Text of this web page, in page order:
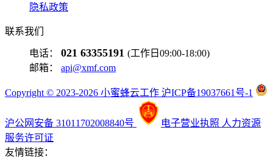
隐私政策
联系我们
电话： 021 63355191 (工作日09:00-18:00)
邮箱： api@xmf.com
Copyright © 2023-2026 小蜜蜂云工作 沪ICP备19037661号-1
沪公网安备 31011702008840号 电子营业执照 人力资源
服务许可证
友情链接：